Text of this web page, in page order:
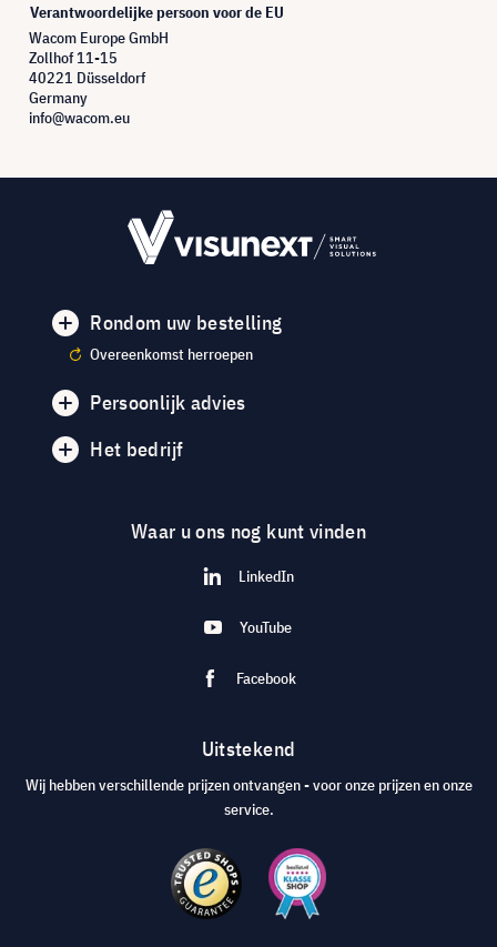
Verantwoordelijke persoon voor de EU
Wacom Europe GmbH
Zollhof 11-15
40221 Düsseldorf
Germany
info@wacom.eu
Rondom uw bestelling
Overeenkomst herroepen
Persoonlijk advies
Het bedrijf
Waar u ons nog kunt vinden
LinkedIn
YouTube
Facebook
Uitstekend
Wij hebben verschillende prijzen ontvangen - voor onze prijzen en onze
service.